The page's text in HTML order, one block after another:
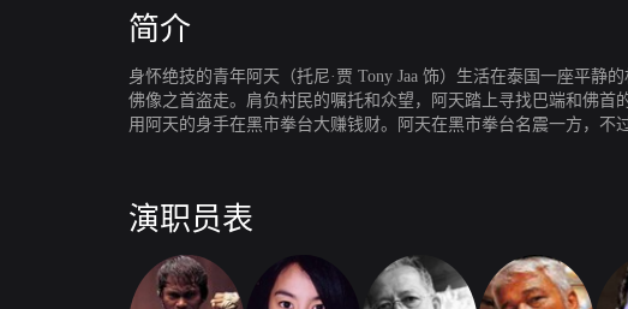
简介
身怀绝技的青年阿天（托尼·贾 Tony Jaa 饰）生活在泰国一座平
佛像之首盗走。肩负村民的嘱托和众望，阿天踏上寻找巴端和佛
用阿天的身手在黑市拳台大赚钱财。阿天在黑市拳台名震一方，不
演职员表